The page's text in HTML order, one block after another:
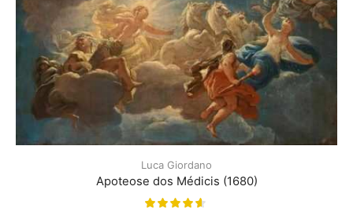
Luca Giordano
Apoteose dos Médicis (1680)